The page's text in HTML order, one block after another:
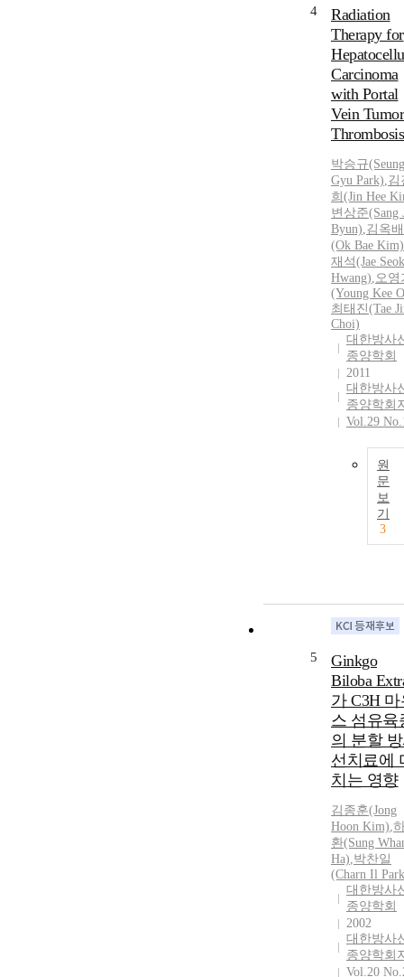
4
Radiation
Therapy for
Carcinoma
with Portal
Vein Tumor
Thrombosis
박승규(Seung
Gyu Park),김
희(Jin Hee
변상준(Sang
Byun),김옥배
(Ok Bae Kim)
재석(Jae Seok
Hwang),오영
(Young Kee
최태진(Tae
Choi)
대한방사
종양학회
2011
대한방사
종양학회
Vol.29
원
문
보
기
3
5
Ginkgo
Biloba
가 C3H 마
스 섬유육
의 분할
선치료에
치는 영향
김종훈(Jong
Hoon Kim),
환(Sung
Ha),박찬일
(Charn Il
대한방사
종양학회
2002
대한방사
종양학회
Vol.20